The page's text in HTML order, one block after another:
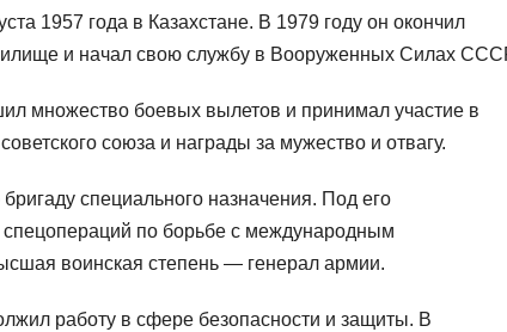
1957 года в Казахстане. В 1979 году он окончил
и начал свою службу в Вооруженных Силах
множество боевых вылетов и принимал участие в
союза и награды за мужество и отвагу.
специального назначения. Под его
по борьбе с международным
воинская степень — генерал армии.
работу в сфере безопасности и защиты. В